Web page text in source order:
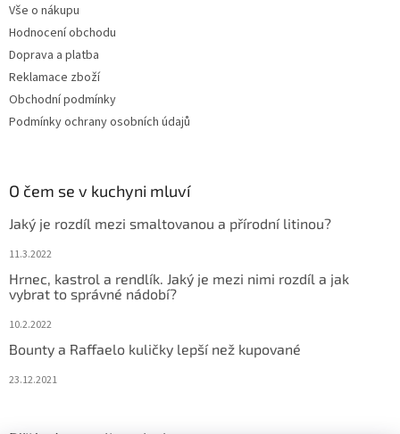
Vše o nákupu
Hodnocení obchodu
Doprava a platba
Reklamace zboží
Obchodní podmínky
Podmínky ochrany osobních údajů
O čem se v kuchyni mluví
Jaký je rozdíl mezi smaltovanou a přírodní litinou?
11.3.2022
Hrnec, kastrol a rendlík. Jaký je mezi nimi rozdíl a jak
vybrat to správné nádobí?
10.2.2022
Bounty a Raffaelo kuličky lepší než kupované
23.12.2021